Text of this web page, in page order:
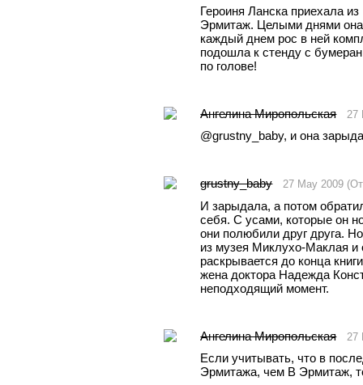
Героиня Ланска приехала
Эрмитаж. Целыми днями она
каждый днем рос в ней
подошла к стенду с
по голове!
Ангелина Миропольская 27
@grustny_baby, и она
grustny_baby 27 May 2009
И зарыдала, а потом
себя. С усами, которые он
они полюбили друг друга.
из музея Миклухо-Маклая и
раскрывается до конца
жена доктора Надежда
неподходящий момент.
Ангелина Миропольская 27
Если учитывать, что в
Эрмитажа, чем В Эрмитаж,